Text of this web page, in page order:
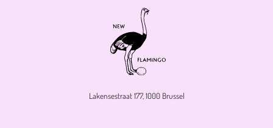
Lakensestraat 177, 1000 Brussel